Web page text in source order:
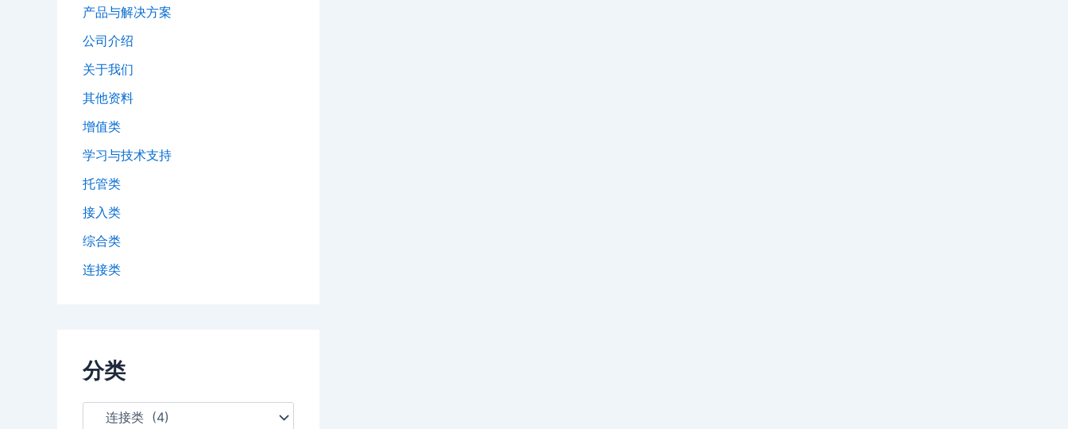
产品与解决方案
公司介绍
关于我们
其他资料
增值类
学习与技术支持
托管类
接入类
综合类
连接类
分类